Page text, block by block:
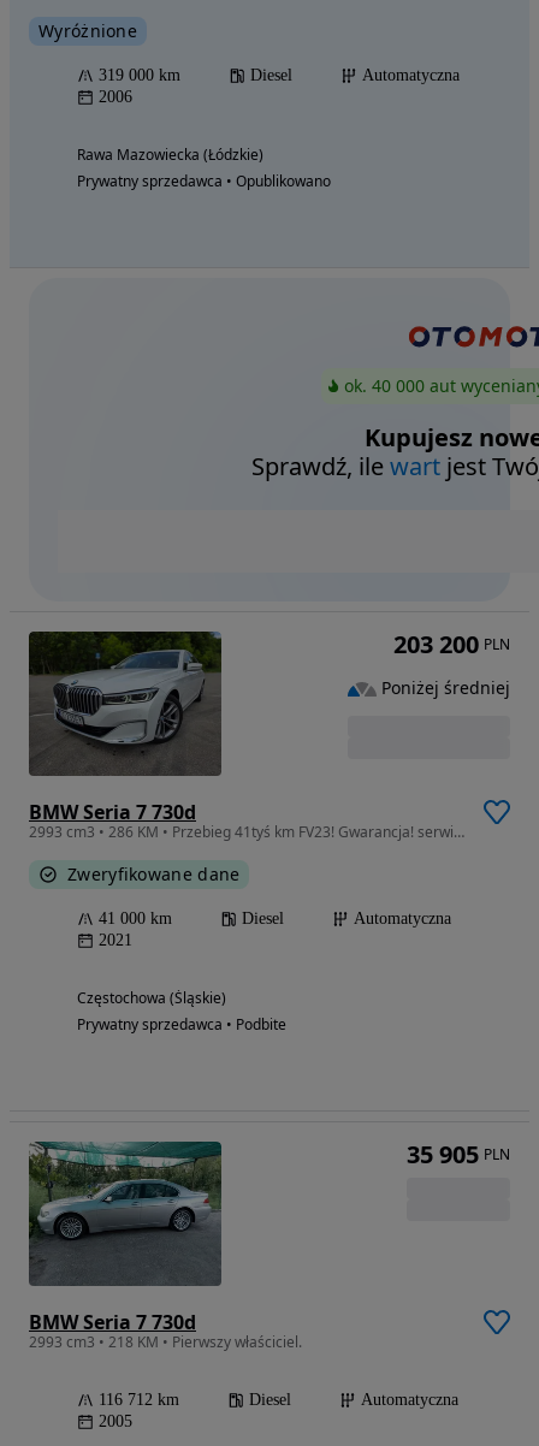
Wyróżnione
319 000 km Diesel
Automatyczna
2006
Rawa Mazowiecka (Łódzkie)
Prywatny sprzedawca • Opublikowano
ok. 40 000 aut
Kupujesz
Sprawdź, ilewart jest
BMW Seria 7 730d
2993 cm3 • 286 KM • Przebieg 41tyś km FV23! Gwarancja! serwisASO! Pneumatyka
Zweryfikowane dane
41 000 km Diesel
Automatyczna
2021
Częstochowa (Śląskie)
Prywatny sprzedawca • Podbite
203 200 PLN
Poniżej średniej
BMW Seria 7 730d
2993 cm3 • 218 KM • Pierwszy właściciel.
116 712 km Diesel
Automatyczna
2005
35 905 PLN